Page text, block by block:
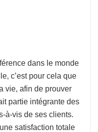
dans le monde
, c’est pour cela que
vie, afin de prouver
partie intégrante des
à-vis de ses clients.
satisfaction totale